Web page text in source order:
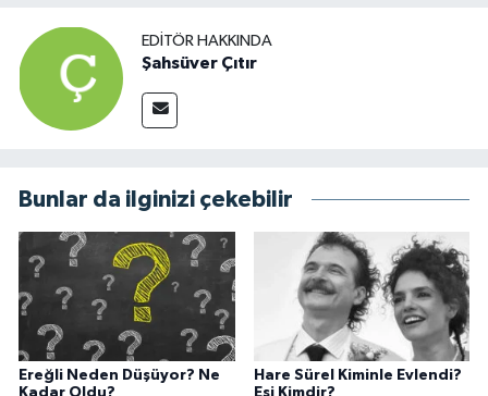
EDITÖR HAKKINDA
Şahsüver Çıtır
Bunlar da ilginizi çekebilir
Ereğli Neden Düşüyor? Ne
Kadar Oldu?
Hare Sürel Kiminle Evlendi?
Eşi Kimdir?